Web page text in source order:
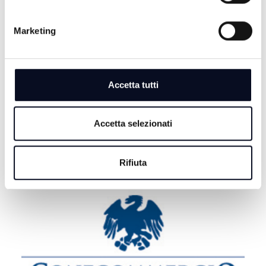
Marketing
Accetta tutti
Accetta selezionati
Rifiuta
CALCIO: Eccellenza, Rimini e Spal in gironi diversi
5 AGOSTO 2026
CALCIO: Il Tropical Coriano giocherà nel campionato
Premi David di Donatello